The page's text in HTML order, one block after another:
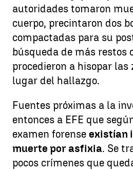
autoridades tomaron
cuerpo, precintaron dos
compactadas para su
búsqueda de más restos
procedieron a hisopar las
lugar del hallazgo.
Fuentes próximas a la
entonces a EFE que
examen forense existían
muerte por asfixia. Se
pocos crímenes que